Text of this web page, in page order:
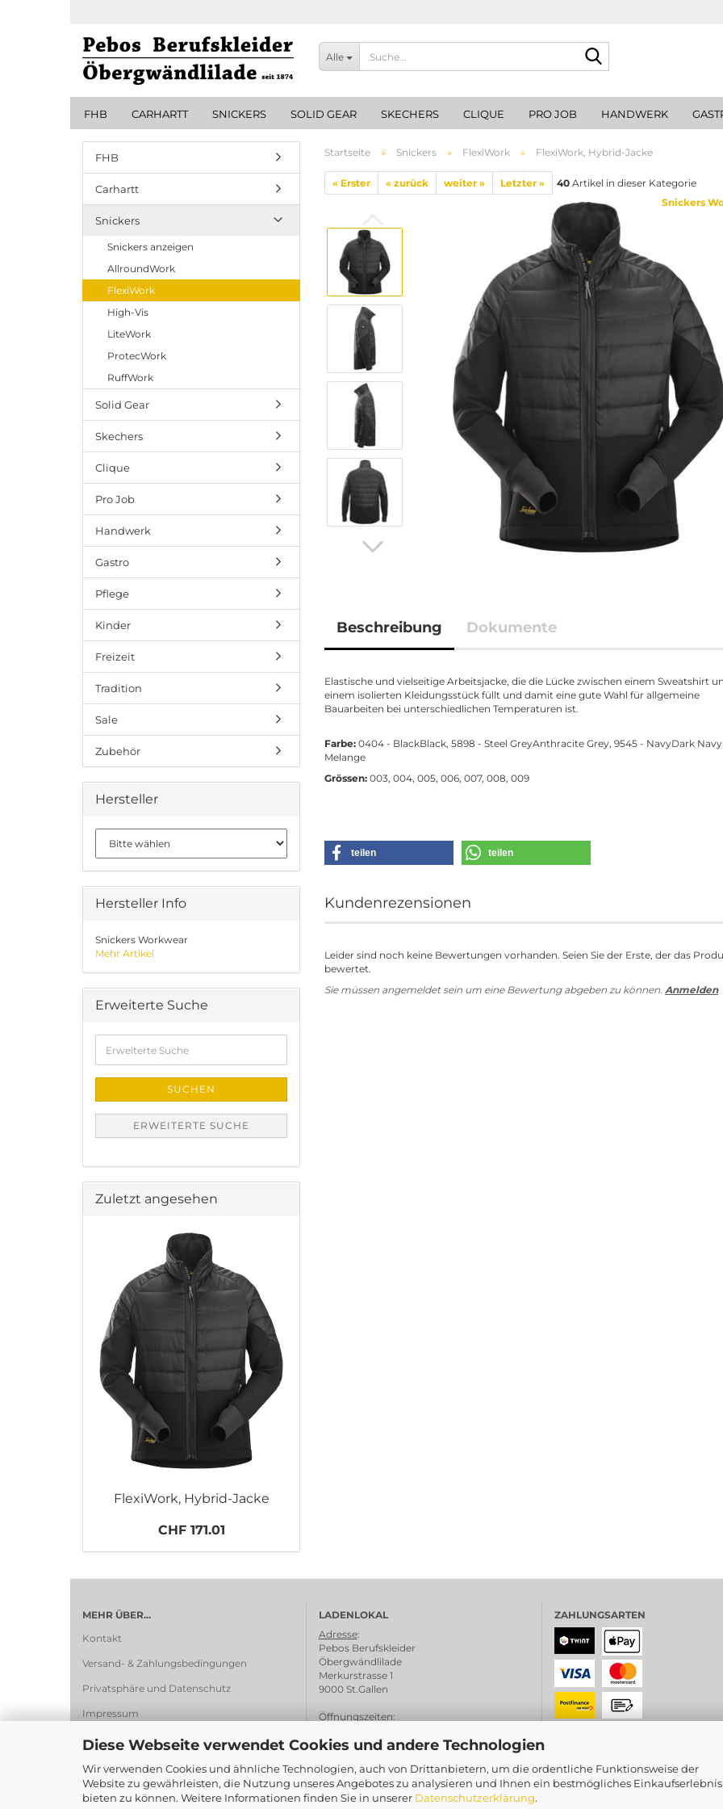
Diese Webseite verwendet Cookies und andere Technologien
Wir verwenden Cookies und ähnliche Technologien, auch von Drittanbietern, um die ordentliche Funktionsweise der
Website zu gewährleisten, die Nutzung unseres Angebotes zu analysieren und Ihnen ein bestmögliches Einkaufserlebnis
bieten zu können. Weitere Informationen finden Sie in unserer Datenschutzerklärung.
Alle
FHB CARHARTT SNICKERS SOLID GEAR SKECHERS CLIQUE PRO JOB HANDWERK
Startseite » Snickers » FlexiWork » FlexiWork, Hybrid-Jacke
« Erster « zurück weiter » Letzter » 40 Artikel in dieser Kategorie
Snickers
Beschreibung Dokumente
Elastische und vielseitige Arbeitsjacke, die die Lücke zwischen einem Sweatshirt
einem isolierten Kleidungsstück füllt und damit eine gute Wahl für allgemeine
Bauarbeiten bei unterschiedlichen Temperaturen ist.
Farbe: 0404 - BlackBlack, 5898 - Steel GreyAnthracite Grey, 9545 - NavyDark Navy
Melange
Grössen: 003, 004, 005, 006, 007, 008, 009
teilen teilen
Kundenrezensionen
Leider sind noch keine Bewertungen vorhanden. Seien Sie der Erste, der das
bewertet.
Sie müssen angemeldet sein um eine Bewertung abgeben zu können. Anmelden
FHB
Carhartt
Snickers
Snickers anzeigen
AllroundWork
FlexiWork
High-Vis
LiteWork
ProtecWork
RuffWork
Solid Gear
Skechers
Clique
Pro Job
Handwerk
Gastro
Pflege
Kinder
Freizeit
Tradition
Sale
Zubehör
Hersteller
Hersteller Info
Snickers Workwear
Mehr Artikel
Erweiterte Suche
Suche
SUCHEN
ERWEITERTE SUCHE
Zuletzt angesehen
FlexiWork, Hybrid-Jacke
CHF 171.01
MEHR ÜBER...
Kontakt
Versand- & Zahlungsbedingungen
Privatsphäre und Datenschutz
Impressum
Blog
AGB
Gutschein
LADENLOKAL
Adresse:
Pebos Berufskleider
Öbergwändlilade
Merkurstrasse 1
9000 St.Gallen
Öffnungszeiten:
Di - Fr 10:00 - 18.30
> Wegbeschreibung <
ZAHLUNGSARTEN